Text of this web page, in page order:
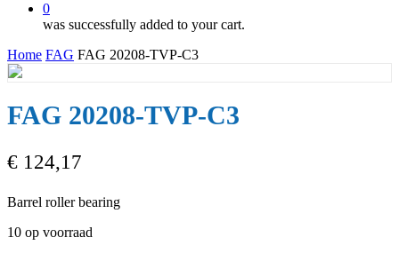
0
was successfully added to your cart.
Home FAG FAG 20208-TVP-C3
FAG 20208-TVP-C3
€ 124,17
Barrel roller bearing
10 op voorraad